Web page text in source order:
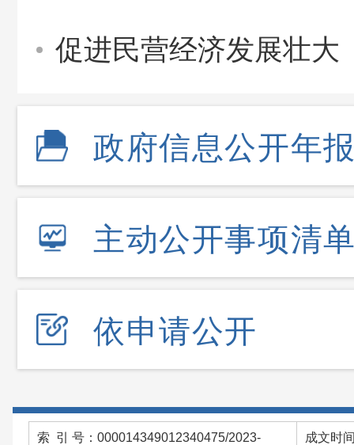
促进民营经济发展壮大
政府信息公开年
主动公开事项清
依申请公开
索 引 号：000014349012340475/2023- 成文时